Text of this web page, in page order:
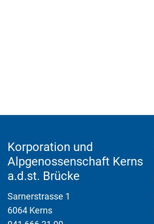
Korporation und
Alpgenossenschaft Kerns
a.d.st. Brücke
Sarnerstrasse 1
6064 Kerns